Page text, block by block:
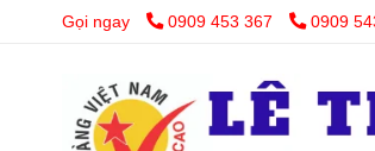
Gọi ngay 0909 453 367 0909